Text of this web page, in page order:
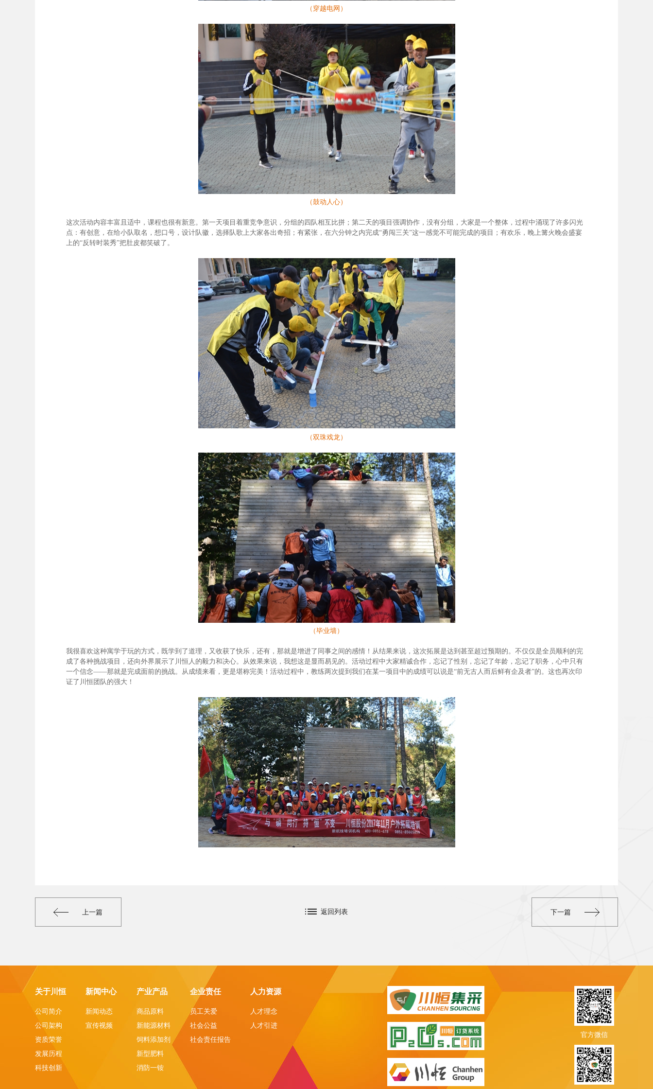
（穿越电网）
（鼓动人心）
这次活动内容丰富且适中，课程也很有新意。第一天项目着重竞争意识，分组的四队相互比拼；第二天的项目强调协作，没有分组，大家是一个整体，过程中涌现了许多闪光
点：有创意，在给小队取名，想口号，设计队徽，选择队歌上大家各出奇招；有紧张，在六分钟之内完成“勇闯三关”这一感觉不可能完成的项目；有欢乐，晚上篝火晚会盛宴
上的“反转时装秀”把肚皮都笑破了。
（双珠戏龙）
（毕业墙）
我很喜欢这种寓学于玩的方式，既学到了道理，又收获了快乐，还有，那就是增进了同事之间的感情！从结果来说，这次拓展是达到甚至超过预期的。不仅仅是全员顺利的完
成了各种挑战项目，还向外界展示了川恒人的毅力和决心。从效果来说，我想这是显而易见的。活动过程中大家精诚合作，忘记了性别，忘记了年龄，忘记了职务，心中只有
一个信念——那就是完成面前的挑战。从成绩来看，更是堪称完美！活动过程中，教练两次提到我们在某一项目中的成绩可以说是“前无古人而后鲜有企及者”的。这也再次印
证了川恒团队的强大！
上一篇 下一篇
返回列表
关于川恒
公司简介
公司架构
资质荣誉
发展历程
科技创新
新闻中心
新闻动态
宣传视频
产业产品
商品原料
新能源材料
饲料添加剂
新型肥料
消防一铵
企业责任
员工关爱
社会公益
社会责任报告
人力资源
人才理念
人才引进
官方微信